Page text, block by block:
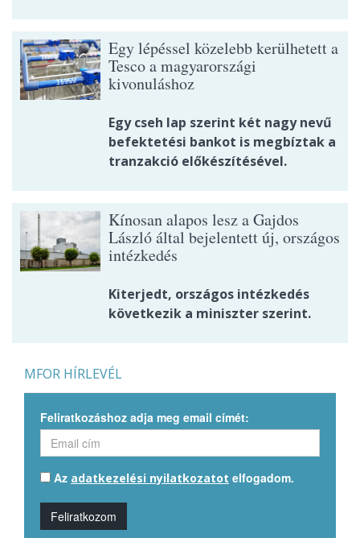
Egy lépéssel közelebb kerülhetett a
Tesco a magyarországi
kivonuláshoz
Egy cseh lap szerint két nagy nevű
befektetési bankot is megbíztak a
tranzakció előkészítésével.
Kínosan alapos lesz a Gajdos
László által bejelentett új, országos
intézkedés
Kiterjedt, országos intézkedés
következik a miniszter szerint.
MFOR HÍRLEVÉL
Feliratkozáshoz adja meg email címét:
Az adatkezelési nyilatkozatot elfogadom.
Feliratkozom